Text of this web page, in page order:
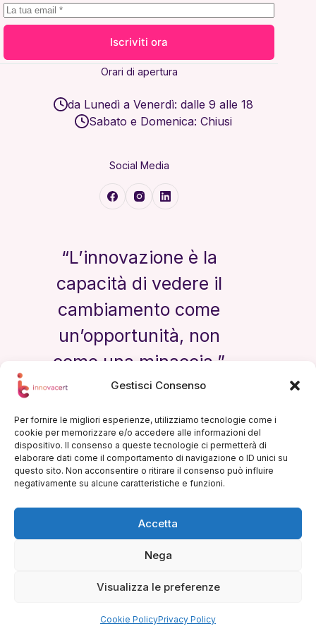
Gestisci Consenso
Per fornire le migliori esperienze, utilizziamo tecnologie come i
cookie per memorizzare e/o accedere alle informazioni del
dispositivo. Il consenso a queste tecnologie ci permetterà di
elaborare dati come il comportamento di navigazione o ID unici su
questo sito. Non acconsentire o ritirare il consenso può influire
negativamente su alcune caratteristiche e funzioni.
Accetta
Nega
Visualizza le preferenze
Cookie PolicyPrivacy Policy
Iscriviti ora
Orari di apertura
da Lunedì a Venerdì: dalle 9 alle 18
Sabato e Domenica: Chiusi
Social Media
“L’innovazione è la
capacità di vedere il
cambiamento come
un’opportunità, non
come una minaccia.”
— Steve Jobs
0571 1823508
info@innovacert.it
Copyright © 2026 - Tutti i diritti riservati -